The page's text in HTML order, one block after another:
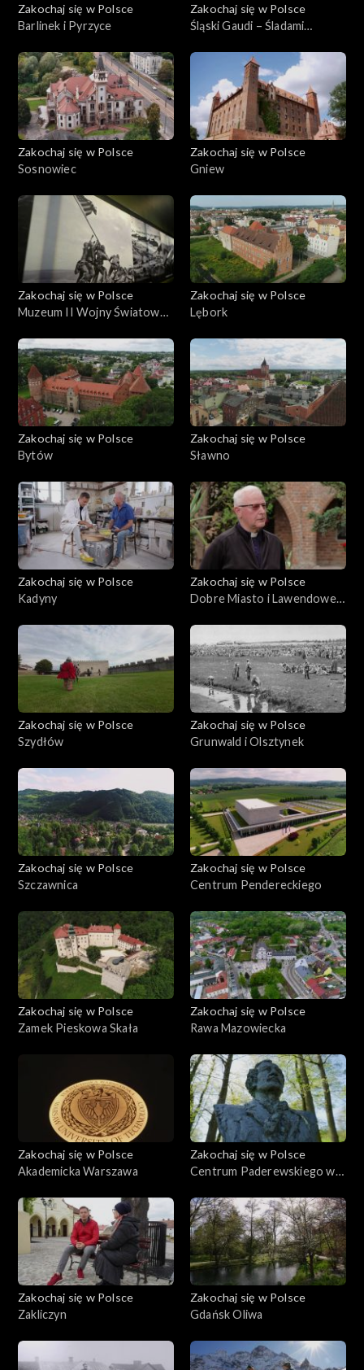
Zakochaj się w Polsce
Barlinek i Pyrzyce
Zakochaj się w Polsce
Śląski Gaudi – Śladami
Zakochaj się w Polsce
Sosnowiec
Zakochaj się w Polsce
Gniew
Zakochaj się w Polsce
Muzeum II Wojny Światowej
Zakochaj się w Polsce
Lębork
Zakochaj się w Polsce
Bytów
Zakochaj się w Polsce
Sławno
Zakochaj się w Polsce
Kadyny
Zakochaj się w Polsce
Dobre Miasto i Lawendowe
Zakochaj się w Polsce
Szydłów
Zakochaj się w Polsce
Grunwald i Olsztynek
Zakochaj się w Polsce
Szczawnica
Zakochaj się w Polsce
Centrum Pendereckiego
Zakochaj się w Polsce
Zamek Pieskowa Skała
Zakochaj się w Polsce
Rawa Mazowiecka
Zakochaj się w Polsce
Akademicka Warszawa
Zakochaj się w Polsce
Centrum Paderewskiego w
Zakochaj się w Polsce
Zakliczyn
Zakochaj się w Polsce
Gdańsk Oliwa